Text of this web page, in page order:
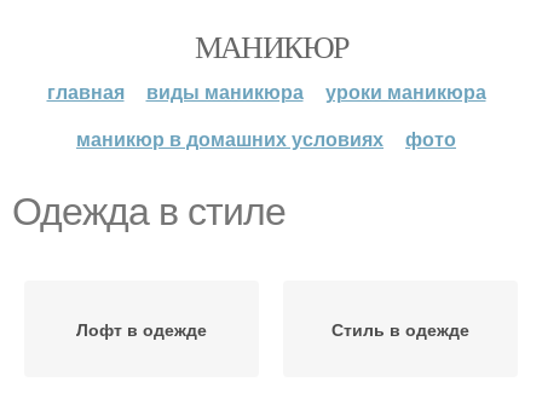
МАНИКЮР
главная виды маникюра
уроки маникюра
маникюр в домашних условиях
фото
Одежда в стиле
Лофт в одежде Стиль в одежде